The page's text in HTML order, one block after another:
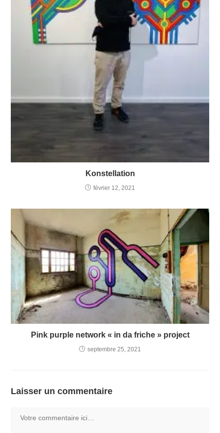
Konstellation
février 12, 2021
Pink purple network « in da friche » project
septembre 25, 2021
Laisser un commentaire